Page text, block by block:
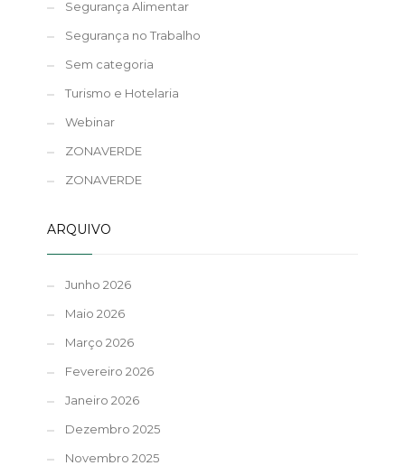
Segurança Alimentar
Segurança no Trabalho
Sem categoria
Turismo e Hotelaria
Webinar
ZONAVERDE
ZONAVERDE
ARQUIVO
Junho 2026
Maio 2026
Março 2026
Fevereiro 2026
Janeiro 2026
Dezembro 2025
Novembro 2025